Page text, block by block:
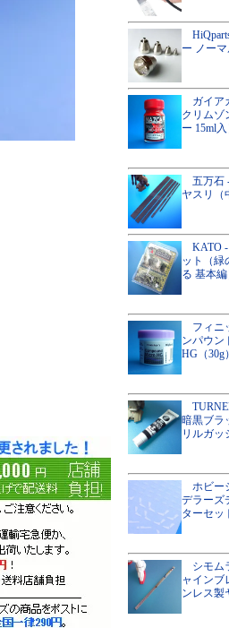
ー ノーマ
ガイア
クリムゾ
ー 15ml入
五万石
ヤスリ（
KATO
ット（緑
る 基本編
フィニ
ンパウン
HG（30g）
暗黒ブラ
リルガッ
ホビー
デラーズ
ターセッ
シモム
ャインブ
ンレス製